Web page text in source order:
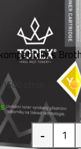
s
1500 stran
-